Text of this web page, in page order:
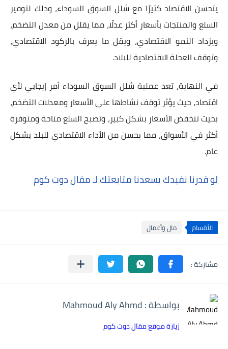
يتحسن الاقتصاد كثيرًا مع شلل السوق السوداء، وذلك لتوفير
السلع والمنتجات بأسعار أكثر عدلًا، مما يقلل من معدل التضخم،
ويزداد النمو الاقتصادي، ويقل ما يعرف بالركود الاقتصادي،
وتوقف العجلة الاقتصادية للبلاد.
في النهاية، تعد عملية شلل السوق السوداء أمر إيجابي لأي
اقتصاد، حيث يؤثر توقف نشاطها على الأسعار ومعدلات التضخم،
بحيث تنخفض الأسعار بشكل كبير، وتصبح السلع متاحة ومتوفرة
أكثر في الأسواق، مما يحسن من الأداء الاقتصادي للبلد بشكل
عام.
لو قدرنا نفيدك يسعدنا متابعتك لـ مقال دوت كوم
الأقسام مال وأعمال
بواسطة : Mahmoud Aly Ahmd
زيارة موقع مقال دوت كوم